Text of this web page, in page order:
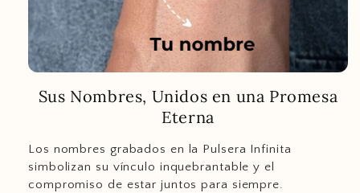
Sus Nombres, Unidos en una Promesa
Eterna
Los nombres grabados en la Pulsera Infinita
simbolizan su vínculo inquebrantable y el
compromiso de estar juntos para siempre.